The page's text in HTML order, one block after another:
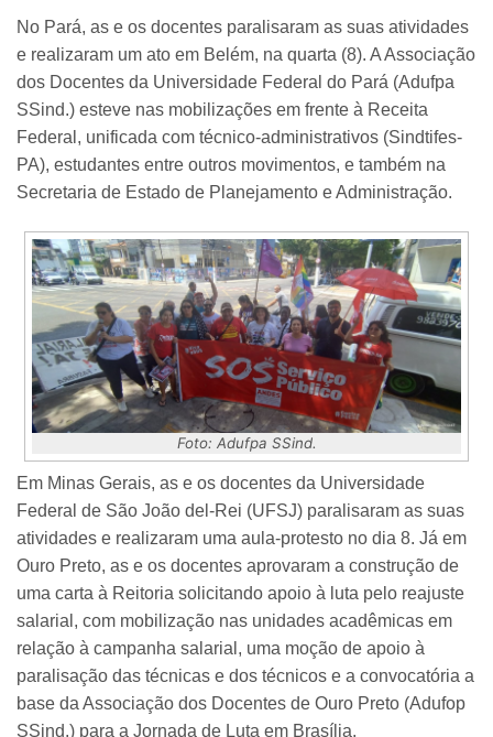
No Pará, as e os docentes paralisaram as suas atividades
e realizaram um ato em Belém, na quarta (8). A Associação
dos Docentes da Universidade Federal do Pará (Adufpa
SSind.) esteve nas mobilizações em frente à Receita
Federal, unificada com técnico-administrativos (Sindtifes-
PA), estudantes entre outros movimentos, e também na
Secretaria de Estado de Planejamento e Administração.
Foto: Adufpa SSind.
Em Minas Gerais, as e os docentes da Universidade
Federal de São João del-Rei (UFSJ) paralisaram as suas
atividades e realizaram uma aula-protesto no dia 8. Já em
Ouro Preto, as e os docentes aprovaram a construção de
uma carta à Reitoria solicitando apoio à luta pelo reajuste
salarial, com mobilização nas unidades acadêmicas em
relação à campanha salarial, uma moção de apoio à
paralisação das técnicas e dos técnicos e a convocatória a
base da Associação dos Docentes de Ouro Preto (Adufop
SSind.) para a Jornada de Luta em Brasília.